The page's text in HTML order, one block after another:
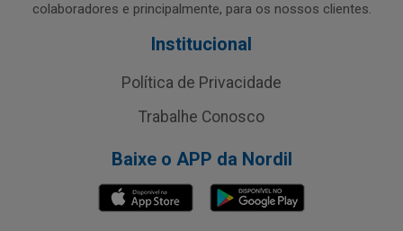
colaboradores e principalmente, para os nossos clientes.
Institucional
Política de Privacidade
Trabalhe Conosco
Baixe o APP da Nordil